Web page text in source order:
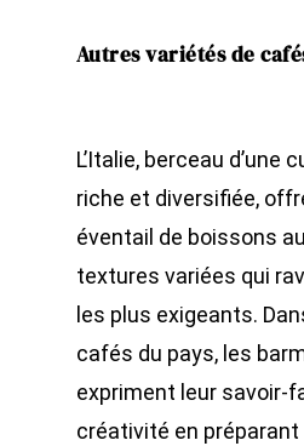
Autres variétés de
L’Italie, berceau d’une
riche et diversifiée,
éventail de boissons
textures variées qui
les plus exigeants.
cafés du pays, les
expriment leur savoir-
créativité en préparant